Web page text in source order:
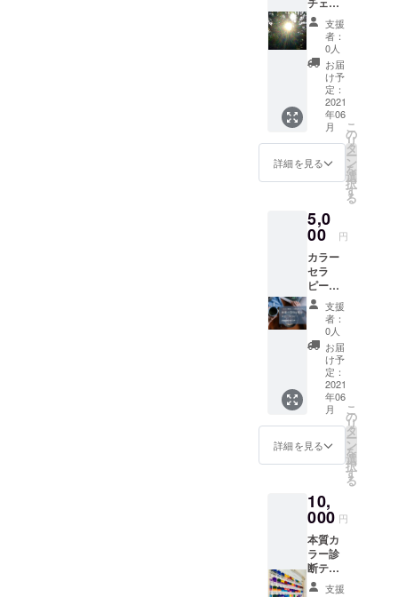
して思
いやり
を持つ
こと
は、セ
ラピス
トとし
ても大
きなメ
リット
がある
ので
ども、
厳しく
で許容
して暖
かさと
無条件
の愛を
自身に
も与え
ましま
しょ
う。 幸
せなセ
ラピス
トにな
るため
うに自
分を愛
するこ
と」は
プロと
して一
番大切
セラピ
ストに
とって
も必須
である
と言わ
れたら
どう思
います
か？ や
はり重
要な課
グ設計
です。
うな自
社サー
ビス商
品で、
誰のど
んな悩
みを解
決でき
て望む
未来を
提供で
きるの
か？ こ
のマー
る為の
基盤と
なる
マーケ
ティン
グの７
原則に
クシー
ト＆
キャッ
チコ
ピーテ
ンプ
レート
（PDF
提供）
３C分析
の
チェッ
一目で
わかり
やすい
ように
数値で
の
チェッ
ク に
なって
いま
す。
キー
ワード
チェッ
クなど
と併せ
てご利
web広
告など
る
キャッ
チコ
ピー集
支援
者：
0人
お届
け予
定：
2021
年06
月
詳細を見る
こ
の
リ
タ
ー
ン
を
選
択
す
る
5,0
00 円
カラー
セラ
ピー
ワーク
ショッ
プ 60
分×1回
（事前
予約
制）
（本来
の自分
を知
る・執
着した
手放す
ワーク
など）
英国
オーラ
ソーマ
のカ
支援
者：
0人
お届
け予
定：
2021
年06
月
詳細を見る
こ
の
リ
タ
ー
ン
を
選
択
す
る
10,
000 円
本質カ
ラー診
断テン
プレー
支援